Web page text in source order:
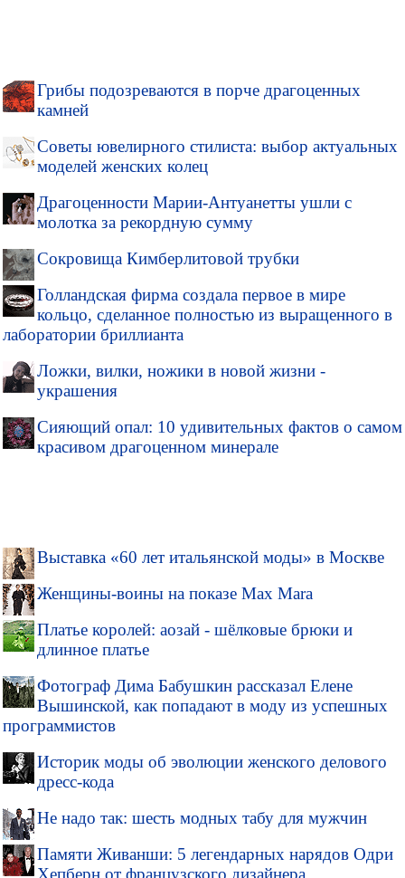
Грибы подозреваются в порче драгоценных
камней
Советы ювелирного стилиста: выбор актуальных
моделей женских колец
Драгоценности Марии-Антуанетты ушли с
молотка за рекордную сумму
Сокровища Кимберлитовой трубки
Голландская фирма создала первое в мире
кольцо, сделанное полностью из выращенного в
лаборатории бриллианта
Ложки, вилки, ножики в новой жизни -
украшения
Сияющий опал: 10 удивительных фактов о самом
красивом драгоценном минерале
Выставка «60 лет итальянской моды» в Москве
Женщины-воины на показе Max Mara
Платье королей: аозай - шёлковые брюки и
длинное платье
Фотограф Дима Бабушкин рассказал Елене
Вышинской, как попадают в моду из успешных
программистов
Историк моды об эволюции женского делового
дресс-кода
Не надо так: шесть модных табу для мужчин
Памяти Живанши: 5 легендарных нарядов Одри